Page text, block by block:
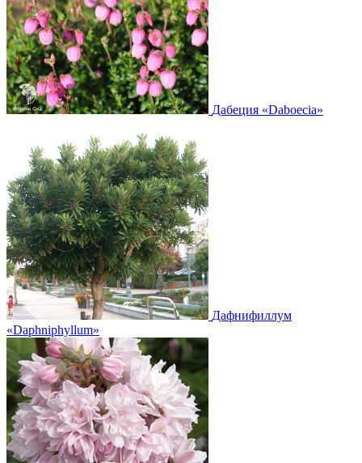
Дабеция «Daboecia»
Дафнифиллум
«Daphniphyllum»